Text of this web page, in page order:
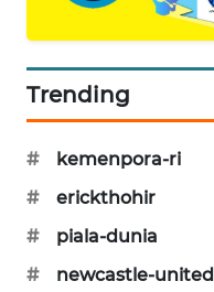
Trending
#
kemenpora-ri
#
erickthohir
#
piala-dunia
#
newcastle-united
MASYARAKAT
KELISTRIKAN
WALINKI
ID
ID
NET